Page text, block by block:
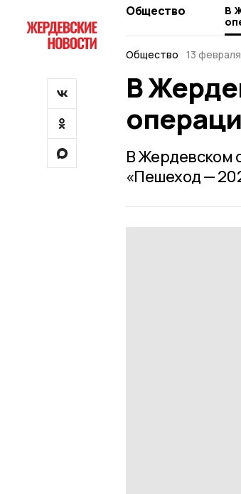
Общество
В
Общество
13
В
В Жердевском
«Пешеход —